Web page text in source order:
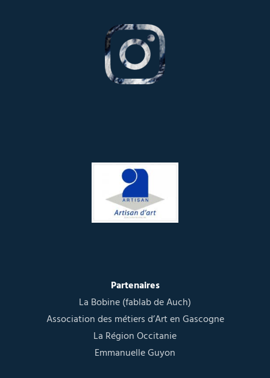
Partenaires
La Bobine (fablab de Auch)
Association des métiers d’Art en Gascogne
La Région Occitanie
Emmanuelle Guyon